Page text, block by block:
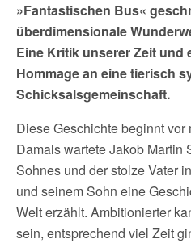
»Fantastischen Bus«
überdimensionale
Eine Kritik unserer Zeit
Hommage an eine tierisch
Schicksalsgemeinschaft.
Diese Geschichte beginnt
Damals wartete Jakob Martin
Sohnes und der stolze Vater
und seinem Sohn eine
Welt erzählt. Ambitionierter
sein, entsprechend viel Zeit